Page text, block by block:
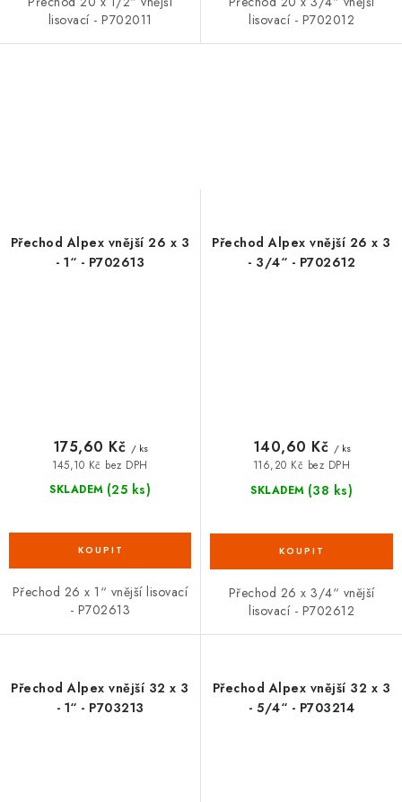
lisovací - P702011
lisovací - P702012
Přechod Alpex vnější 26 x 3
- 1“ - P702613
SKLADEM (25 ks)
145,10 Kč bez DPH
175,60 Kč / ks
Přechod 26 x 1“ vnější lisovací
- P702613
Přechod Alpex vnější 26 x 3
- 3/4“ - P702612
SKLADEM (38 ks)
116,20 Kč bez DPH
140,60 Kč / ks
Přechod 26 x 3/4“ vnější
lisovací - P702612
Přechod Alpex vnější 32 x 3
- 1“ - P703213
Přechod Alpex vnější 32 x 3
- 5/4“ - P703214